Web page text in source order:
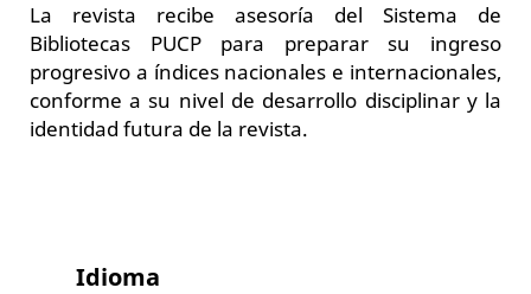
La revista recibe asesoría del Sistema de
Bibliotecas PUCP para preparar su ingreso
progresivo a índices nacionales e internacionales,
conforme a su nivel de desarrollo disciplinar y la
identidad futura de la revista.
Idioma